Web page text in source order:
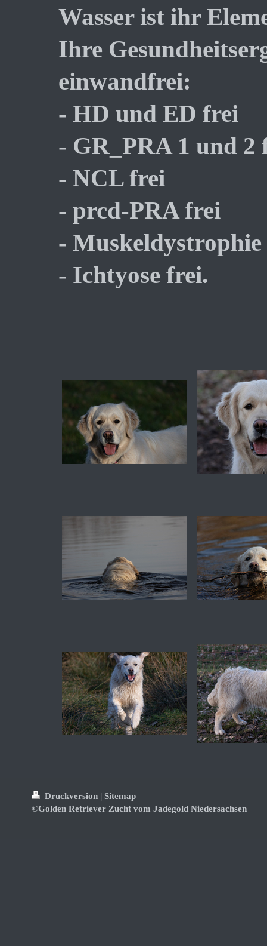
Wasser ist ihr
Ihre
einwandfrei:
- HD und ED frei
- GR_PRA 1 und 2
- NCL frei
- prcd-PRA frei
-
- Ichtyose frei.
Druckversion | Sitemap
©Golden Retriever Zucht vom Jadegold Niedersachsen